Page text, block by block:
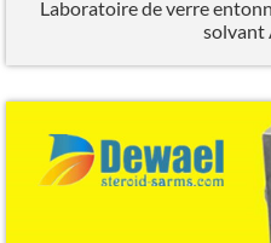
Laboratoire de verre
solvant